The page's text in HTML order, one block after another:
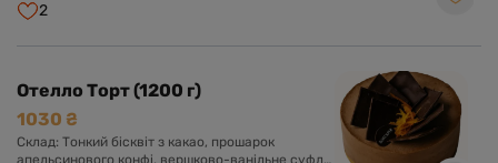
2
Отелло Торт (1200 г)
1030 ₴
Склад: Тонкий бісквіт з какао, прошарок
апельсинового конфі, вершково-ванільне суфле